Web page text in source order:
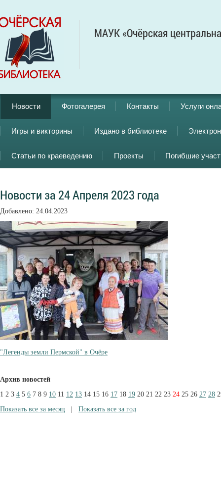
МАУК «Очёрская
Новости Фотогалерея Контакты Услуги
Игры и викторины Издано в библиотеке
Статьи по краеведению Проекты Погибшие
Новости за 24 Апреля 2023 года
Добавлено: 24.04.2023
"Легенды земли Пермской" в Очёре
Архив новостей
1 2 3 4 5 6 7 8 9 10 11 12 13 14 15 16 17 18 19 20 21 22 23 24 25 26 27 28
Показать все за месяц
Показать все за год